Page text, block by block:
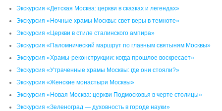
Экскурсия «Детская Москва: церкви в сказках и легендах»
Экскурсия «Ночные храмы Москвы: свет веры в темноте»
Экскурсия «Церкви в стиле сталинского ампира»
Экскурсия «Паломнический маршрут по главным святыням Москвы»
Экскурсия «Храмы-реконструкции: когда прошлое воскресает»
Экскурсия «Утраченные храмы Москвы: где они стояли?»
Экскурсия «Женские монастыри Москвы»
Экскурсия «Новая Москва: церкви Подмосковья в черте столицы»
Экскурсия «Зеленоград — духовность в городе науки»